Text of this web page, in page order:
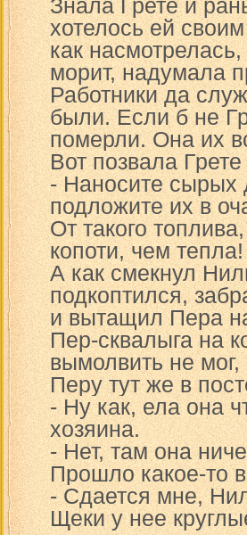
Знала Грете и
хотелось ей
как
морит, надумала
Работники да
были. Если б не
померли. Она их
Вот позвала
- Наносите сырых
подложите их в
От такого
копоти, чем тепла!
А как смекнул
подкоптился,
и вытащил Пера
Пер-сквалыга на
вымолвить не
Перу тут же в
- Ну как, ела она
хозяина.
- Нет, там она
Прошло какое-то
- Сдается мне,
Щеки у нее